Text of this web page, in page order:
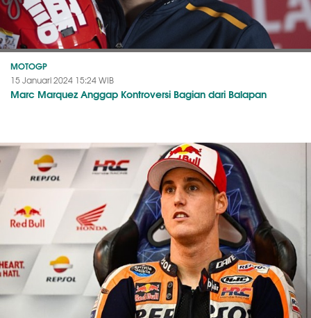
MOTOGP
15 Januari 2024 15:24 WIB
Marc Marquez Anggap Kontroversi Bagian dari Balapan